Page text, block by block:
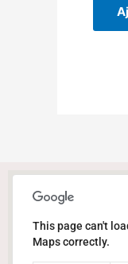
This page can't
Maps correctly.